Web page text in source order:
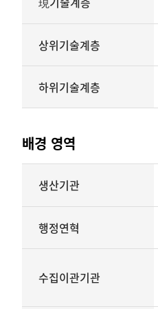
상위기술계층
하위기술계층
배경 영역
영역생산기관
행정연혁
수집이관기관